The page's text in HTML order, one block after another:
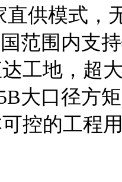
直供模式，
范围内支
工地，超
大口径方
控的工程